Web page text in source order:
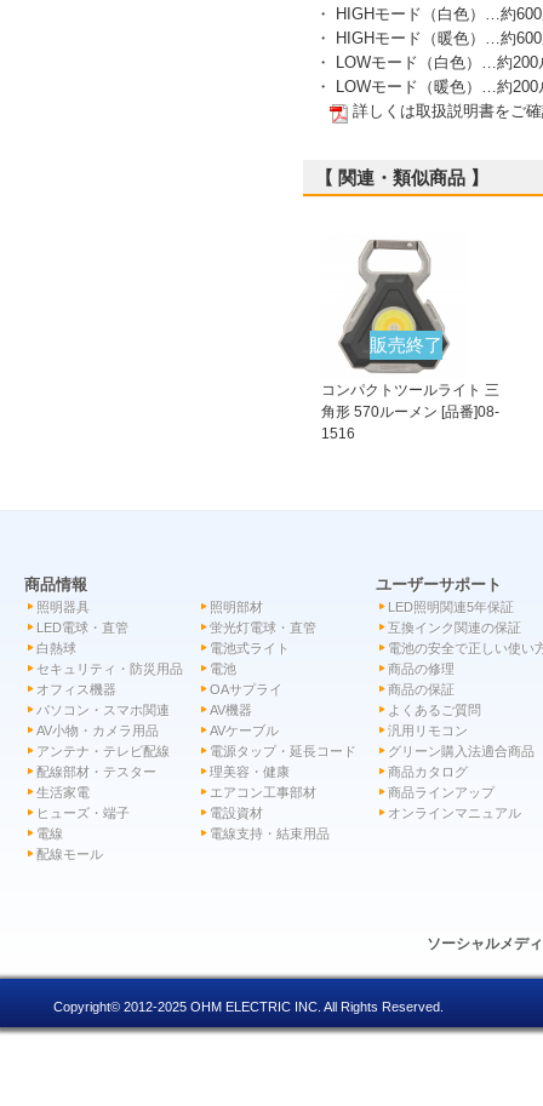
・ HIGHモード（白色）…約
・ HIGHモード（暖色）…約
・ LOWモード（白色）…約
・ LOWモード（暖色）…約
詳しくは取扱説明書をご
【 関連・類似商品 】
販売終了
コンパクトツールライト 三
角形 570ルーメン [品番]08-
1516
商品情報
照明器具
照明部材
LED電球・直管
蛍光灯電球・直管
白熱球
電池式ライト
セキュリティ・防災用品
電池
オフィス機器
OAサプライ
パソコン・スマホ関連
AV機器
AV小物・カメラ用品
AVケーブル
アンテナ・テレビ配線
電源タップ・延長コード
配線部材・テスター
理美容・健康
生活家電
エアコン工事部材
ヒューズ・端子
電設資材
電線
電線支持・結束用品
配線モール
ユーザーサポート
LED照明関連5年保証
互換インク関連の保証
電池の安全で正しい使い
商品の修理
商品の保証
よくあるご質問
汎用リモコン
グリーン購入法適合商品
商品カタログ
商品ラインアップ
オンラインマニュアル
ソーシャルメデ
Copyright© 2012-2025 OHM ELECTRIC INC. All Rights Reserved.